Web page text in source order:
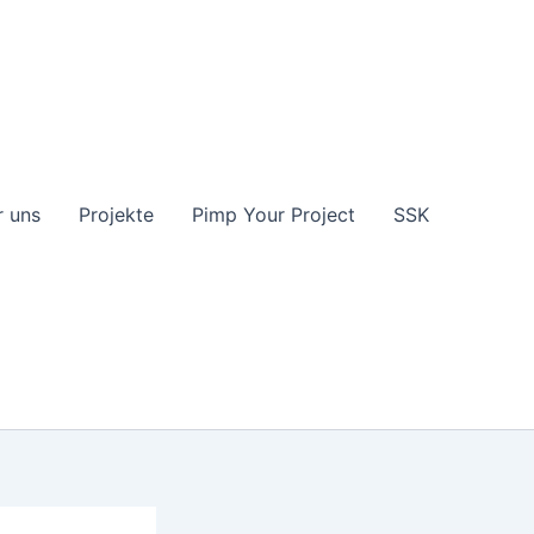
uns Projekte Pimp Your Project SSK